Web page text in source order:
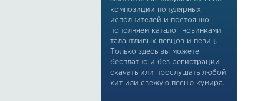
композиции популярных
исполнителей и постоянно
пополняем каталог новинками
талантливых певцов и певиц.
Только здесь вы можете
бесплатно и без регистрации
скачать или прослушать любой
хит или свежую песню кумира.